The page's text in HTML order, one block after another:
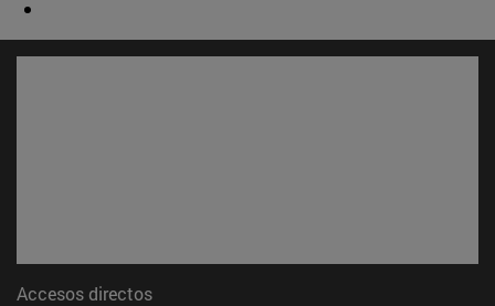
Accesos directos